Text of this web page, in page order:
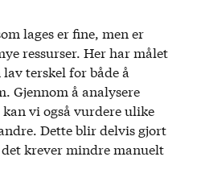
lages er fine, men er
ressurser. Her har målet
terskel for både å
Gjennom å analysere
vi også vurdere ulike
Dette blir delvis gjort
krever mindre manuelt